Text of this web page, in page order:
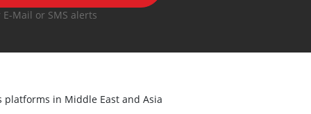
E-Mail or SMS alerts
in Middle East and Asia